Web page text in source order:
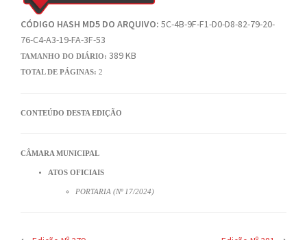
CÓDIGO HASH MD5 DO ARQUIVO: 5C-4B-9F-F1-D0-D8-82-79-20-
76-C4-A3-19-FA-3F-53
TAMANHO DO DIÁRIO: 389 KB
TOTAL DE PÁGINAS: 2
CONTEÚDO DESTA EDIÇÃO
CÂMARA MUNICIPAL
ATOS OFICIAIS
PORTARIA (Nº 17/2024)